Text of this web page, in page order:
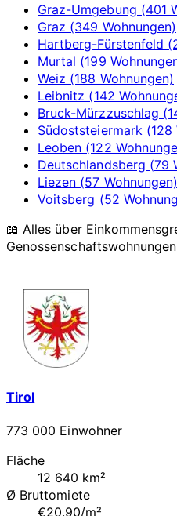
Graz-Umgebung (401
Graz (349 Wohnungen)
Hartberg-Fürstenfeld
Murtal (199
Weiz (188 Wohnungen)
Leibnitz (142
Bruck-Mürzzuschlag
Südoststeiermark (128
Leoben (122
Deutschlandsberg (79
Liezen (57 Wohnungen)
Voitsberg (52
📖 Alles über
Tirol
773 000 Einwohner
Fläche
12 640 km²
Ø Bruttomiete
€20.90/m²